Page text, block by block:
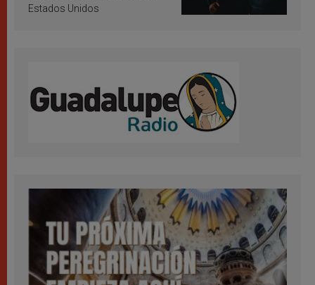
Estados Unidos